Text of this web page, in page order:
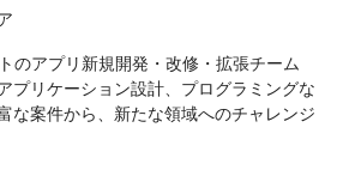
のアプリ新規開発・改修・拡張チーム
プリケーション設計、プログラミングな
な案件から、新たな領域へのチャレンジ